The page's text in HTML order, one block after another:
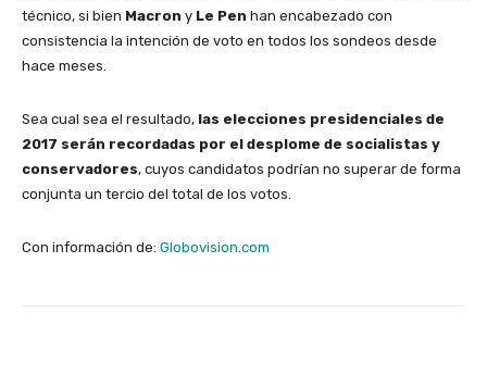
técnico, si bien Macron y Le Pen han encabezado con
consistencia la intención de voto en todos los sondeos desde
hace meses.
Sea cual sea el resultado, las elecciones presidenciales de
2017 serán recordadas por el desplome de socialistas y
conservadores, cuyos candidatos podrían no superar de forma
conjunta un tercio del total de los votos.
Con información de: Globovision.com